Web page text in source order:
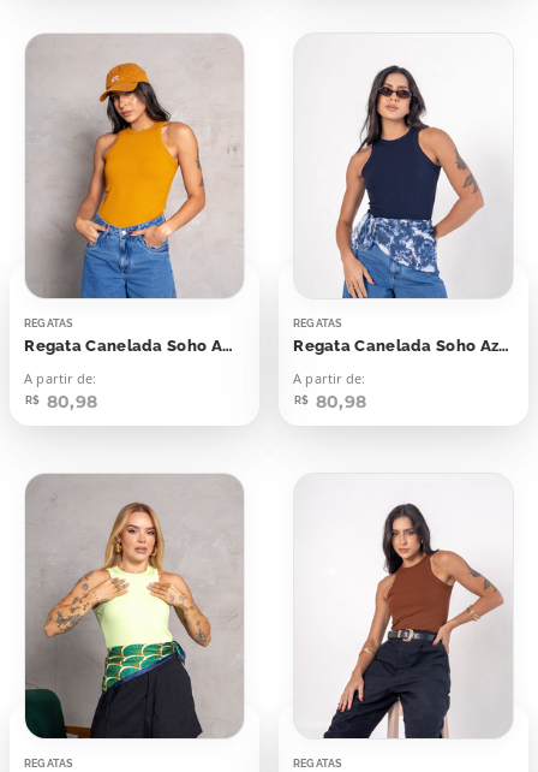
REGATAS
Regata Canelada Soho Amarelo Saffron
A partir de:
R$ 80,98
REGATAS
Regata Canelada Soho Azul Dark Blue
A partir de:
R$ 80,98
REGATAS REGATAS